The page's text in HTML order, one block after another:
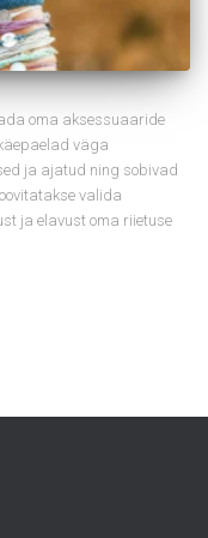
oma aksessuaaride
väga
ja ajatud ning sobivad
valida
ja elavust oma riietuse